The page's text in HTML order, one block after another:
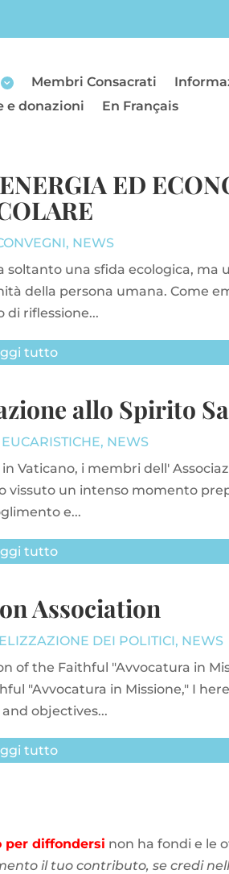
Membri Consacrati
e donazioni
En Français
ED
, NEWS
una sfida ecologica, ma
della persona umana. Come
di riflessione...
tutto
allo Spirito
, NEWS
Vaticano, i membri dell'
vissuto un intenso momento
e...
tutto
Association
DEI POLITICI, NEWS
of the Faithful "Avvocatura in
"Avvocatura in Missione," I
objectives...
tutto
per diffondersi non ha fondi e le
il tuo contributo, se credi